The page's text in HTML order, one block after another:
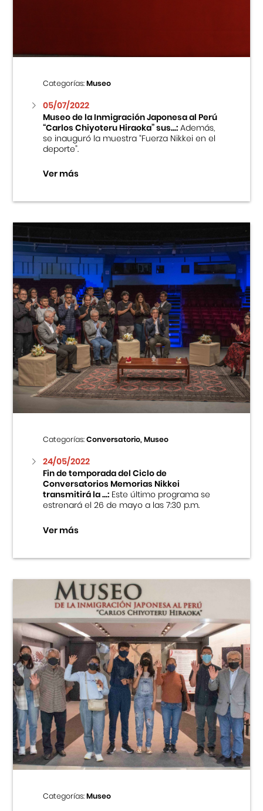
Cursos
Museo de la Inmigración Japonesa
Fondo Editorial
Teatro Peruano Japonés
Categorías:Museo
05/07/2022
Museo de la Inmigración Japonesa al Perú
“Carlos Chiyoteru Hiraoka” sus...:Además,
se inauguró la muestra “Fuerza Nikkei en el
deporte”.
Ver más
Categorías:Conversatorio, Museo
24/05/2022
Fin de temporada del Ciclo de
Conversatorios Memorias Nikkei
transmitirá la ...:Este último programa se
estrenará el 26 de mayo a las 7:30 p.m.
Ver más
Categorías:Museo